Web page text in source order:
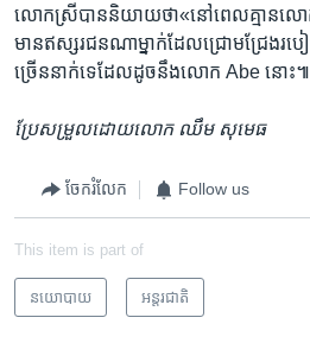
លោកស្រីបាននិយាយ​ថា«នៅ​ពេល​គ្មាន​ល
មាន​ឥស្សរជន​ណាម្នាក់​ដែល​ជ្រោមជ្រែងរបៀ
ច្រើន​នាក់ទេ​ដែល​ដូច​នឹង​លោក Abe នោះ៕
ប្រែសម្រួល​ដោយ​លោក ឈឹម សុមេធ
ចែករំលែក Follow us
This item is part of
នយោបាយ អន្តរជាតិ